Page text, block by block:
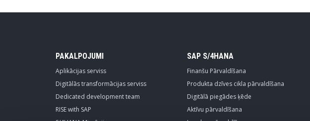
PAKALPOJUMI
Aplikācijas serviss
Digitālās transformācijas serviss
Dedicated development team
RISE with SAP
SAP S/4HANA
Finanšu Pārvaldīšana
Produkta dzīves cikla pārvaldīšana
Digitālā piegādes ķēde
Aktīvu pārvaldīšana